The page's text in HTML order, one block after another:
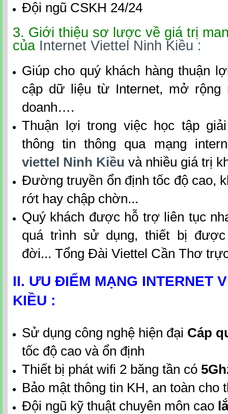
Đội ngũ CSKH 24/24
3. Giới thiệu sơ lược về giá trị
của Internet Viettel Ninh Kiều :
Giúp cho quý khách hàng thuận
cập dữ liệu từ Internet, mở rộng
doanh….
Thuận lợi trong việc học tập
thông tin thông qua mạng
viettel Ninh Kiều và nhiều giá trị
Đường truyền ổn định tốc độ cao,
rớt hay chập chờn...
Quý khách được hỗ trợ liên tục
quá trình sử dụng, thiết bị
đời... Tổng Đài Viettel Cần Thơ
II. ƯU ĐIỂM MẠNG INTERNET
KIỀU :
Sử dụng công nghệ hiện đại Cáp
tốc độ cao và ổn định
Thiết bị phát wifi 2 băng tần có
Bảo mật thông tin KH, an toàn cho
Đội ngũ kỹ thuật chuyên môn cao